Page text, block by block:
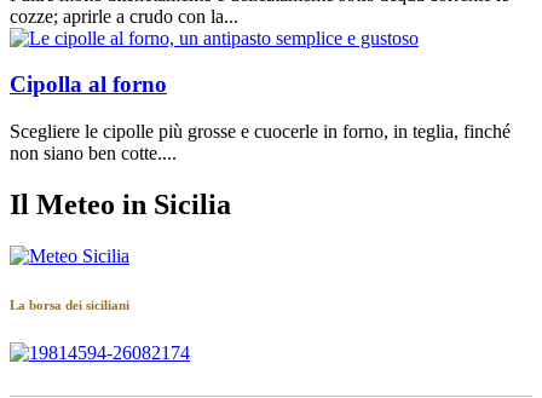
cozze; aprirle a crudo con la...
Cipolla al forno
Scegliere le cipolle più grosse e cuocerle in forno, in teglia, finché
non siano ben cotte....
Il Meteo in Sicilia
La borsa dei siciliani